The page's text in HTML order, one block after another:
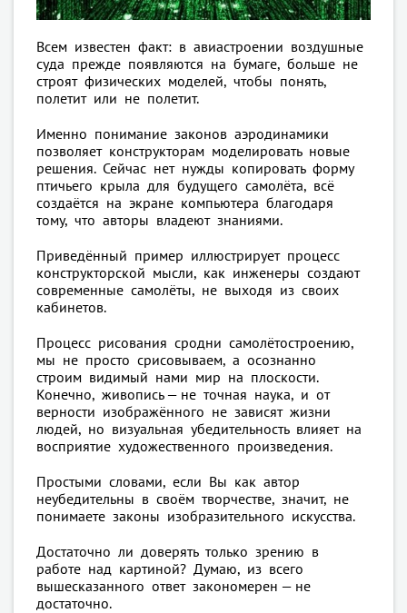
Всем известен факт: в авиастроении воздушные
суда прежде появляются на бумаге, больше не
строят физических моделей, чтобы понять,
полетит или не полетит.
Именно понимание законов аэродинамики
позволяет конструкторам моделировать новые
решения. Сейчас нет нужды копировать форму
птичьего крыла для будущего самолёта, всё
создаётся на экране компьютера благодаря
тому, что авторы владеют знаниями.
Приведённый пример иллюстрирует процесс
конструкторской мысли, как инженеры создают
современные самолёты, не выходя из своих
кабинетов.
Процесс рисования сродни самолётостроению,
мы не просто срисовываем, а осознанно
строим видимый нами мир на плоскости.
Конечно, живопись — не точная наука, и от
верности изображённого не зависят жизни
людей, но визуальная убедительность влияет на
восприятие художественного произведения.
Простыми словами, если Вы как автор
неубедительны в своём творчестве, значит, не
понимаете законы изобразительного искусства.
Достаточно ли доверять только зрению в
работе над картиной? Думаю, из всего
вышесказанного ответ закономерен — не
достаточно.